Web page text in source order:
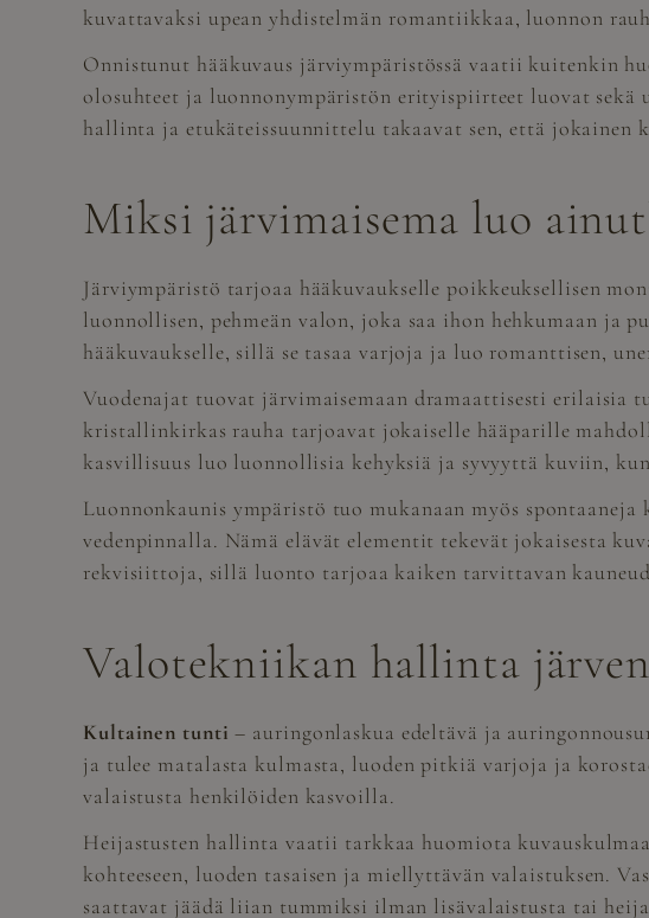
kuvattavaksi upean yhdistelmän romantiikkaa, luonnon
Onnistunut hääkuvaus järviympäristössä vaatii kuitenkin
olosuhteet ja luonnonympäristön erityispiirteet luovat
hallinta ja etukäteissuunnittelu takaavat sen, että
Miksi järvimaisema luo
Järviympäristö tarjoaa hääkuvaukselle poikkeuksellisen
luonnollisen, pehmeän valon, joka saa ihon hehkumaan ja
hääkuvaukselle, sillä se tasaa varjoja ja luo romanttisen,
Vuodenajat tuovat järvimaisemaan dramaattisesti erilaisia
kristallinkirkas rauha tarjoavat jokaiselle hääparille
kasvillisuus luo luonnollisia kehyksiä ja syvyyttä kuviin,
Luonnonkaunis ympäristö tuo mukanaan myös
vedenpinnalla. Nämä elävät elementit tekevät jokaisesta
rekvisiittoja, sillä luonto tarjoaa kaiken tarvittavan
Valotekniikan hallinta
Kultainen tunti – auringonlaskua edeltävä ja
ja tulee matalasta kulmasta, luoden pitkiä varjoja ja
valaistusta henkilöiden kasvoilla.
Heijastusten hallinta vaatii tarkkaa huomiota
kohteeseen, luoden tasaisen ja miellyttävän valaistuksen.
saattavat jäädä liian tummiksi ilman lisävalaistusta tai